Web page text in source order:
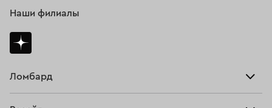
Ломбард
Наши филиалы